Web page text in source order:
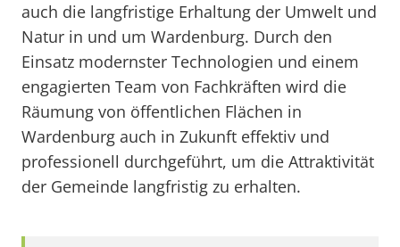
auch die langfristige Erhaltung der Umwelt und
Natur in und um Wardenburg. Durch den
Einsatz modernster Technologien und einem
engagierten Team von Fachkräften wird die
Räumung von öffentlichen Flächen in
Wardenburg auch in Zukunft effektiv und
professionell durchgeführt, um die Attraktivität
der Gemeinde langfristig zu erhalten.